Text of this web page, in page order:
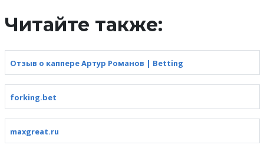
Читайте также:
Отзыв о каппере Артур Романов | Betting
forking.bet
maxgreat.ru